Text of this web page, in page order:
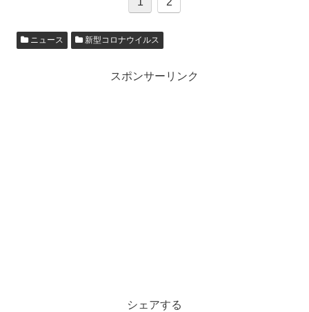
ニュース 新型コロナウイルス
スポンサーリンク
シェアする